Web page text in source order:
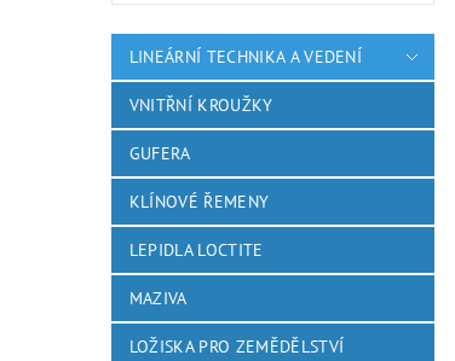
LINEÁRNÍ TECHNIKA A VEDENÍ
VNITŘNÍ KROUŽKY
GUFERA
KLÍNOVÉ ŘEMENY
LEPIDLA LOCTITE
MAZIVA
LOŽISKA PRO ZEMĚDĚLSTVÍ